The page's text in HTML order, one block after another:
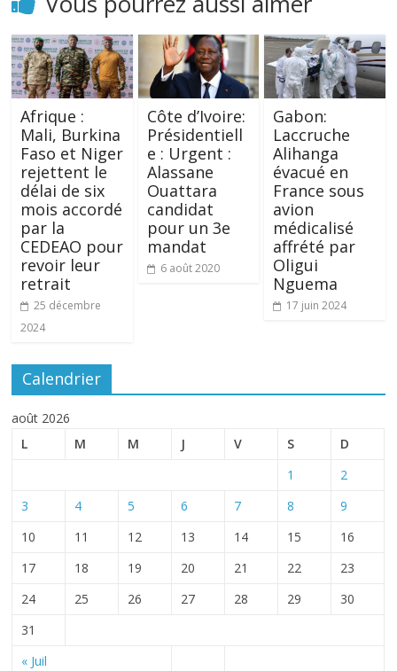
Afrique :
Mali, Burkina
Faso et Niger
rejettent le
délai de six
mois accordé
par la
CEDEAO pour
revoir leur
retrait
25 décembre
2024
Côte d’Ivoire:
Présidentiell
e : Urgent :
Alassane
Ouattara
candidat
pour un 3e
mandat
6 août 2020
Gabon:
Laccruche
Alihanga
évacué en
France sous
avion
médicalisé
affrété par
Oligui
Nguema
17 juin 2024
Calendrier
août 2026
L
M M J V S D
« Juil
1
2
3
4 5 6 7 8
9
10
11 12 13 14 15
16
17
18 19 20 21 22
23
24
25 26 27 28 29
30
31